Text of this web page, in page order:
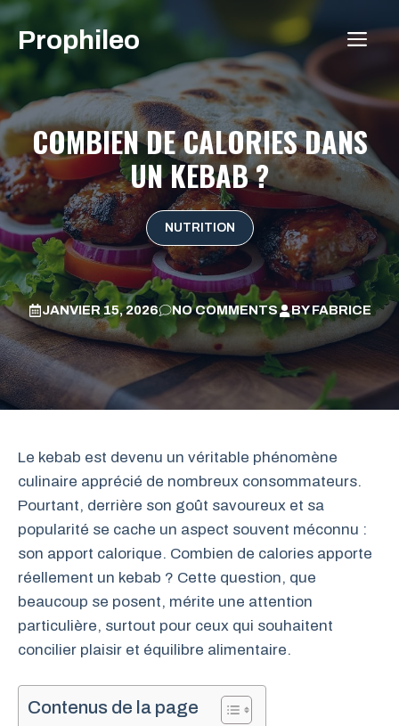
Aller
contenu
Prophileo
COMBIEN DE CALORIES DANS
UN KEBAB ?
NUTRITION
JANVIER 15, 2026 NO COMMENTS BYFABRICE
Le kebab est devenu un véritable phénomène
culinaire apprécié de nombreux consommateurs.
Pourtant, derrière son goût savoureux et sa
popularité se cache un aspect souvent méconnu :
son apport calorique. Combien de calories apporte
réellement un kebab ? Cette question, que
beaucoup se posent, mérite une attention
particulière, surtout pour ceux qui souhaitent
concilier plaisir et équilibre alimentaire.
Contenus de la page